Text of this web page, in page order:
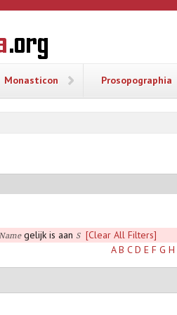
Monasticon Prosopographia
gelijk is aan S
[Clear All Filters]
A B C D E F G H